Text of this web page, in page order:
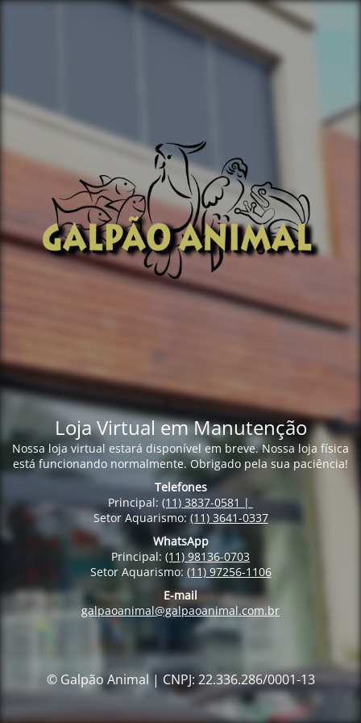
Loja Virtual em Manutenção
Nossa loja virtual estará disponível em breve. Nossa loja física
está funcionando normalmente. Obrigado pela sua paciência!
Telefones
Principal: (11) 3837-0581 |
Setor Aquarismo: (11) 3641-0337
WhatsApp
Principal: (11) 98136-0703
Setor Aquarismo: (11) 97256-1106
E-mail
galpaoanimal@galpaoanimal.com.br
© Galpão Animal | CNPJ: 22.336.286/0001-13